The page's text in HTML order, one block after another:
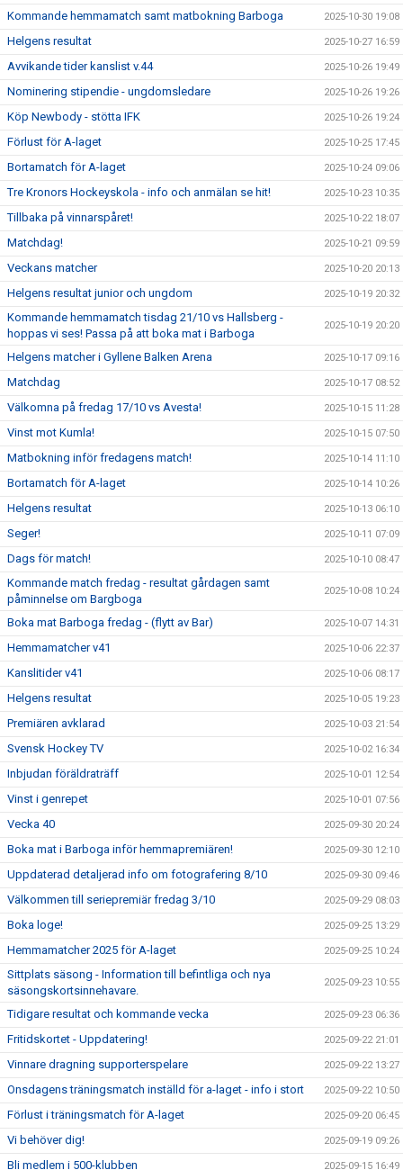
Kommande hemmamatch samt matbokning Barboga 2025-10-30 19:08
Helgens resultat 2025-10-27 16:59
Avvikande tider kanslist v.44 2025-10-26 19:49
Nominering stipendie - ungdomsledare 2025-10-26 19:26
Köp Newbody - stötta IFK 2025-10-26 19:24
Förlust för A-laget 2025-10-25 17:45
Bortamatch för A-laget 2025-10-24 09:06
Tre Kronors Hockeyskola - info och anmälan se hit! 2025-10-23 10:35
Tillbaka på vinnarspåret! 2025-10-22 18:07
Matchdag! 2025-10-21 09:59
Veckans matcher 2025-10-20 20:13
Helgens resultat junior och ungdom 2025-10-19 20:32
Kommande hemmamatch tisdag 21/10 vs Hallsberg -
hoppas vi ses! Passa på att boka mat i Barboga
2025-10-19 20:20
Helgens matcher i Gyllene Balken Arena 2025-10-17 09:16
Matchdag 2025-10-17 08:52
Välkomna på fredag 17/10 vs Avesta! 2025-10-15 11:28
Vinst mot Kumla! 2025-10-15 07:50
Matbokning inför fredagens match! 2025-10-14 11:10
Bortamatch för A-laget 2025-10-14 10:26
Helgens resultat 2025-10-13 06:10
Seger! 2025-10-11 07:09
Dags för match! 2025-10-10 08:47
Kommande match fredag - resultat gårdagen samt
påminnelse om Bargboga
2025-10-08 10:24
Boka mat Barboga fredag - (flytt av Bar) 2025-10-07 14:31
Hemmamatcher v41 2025-10-06 22:37
Kanslitider v41 2025-10-06 08:17
Helgens resultat 2025-10-05 19:23
Premiären avklarad 2025-10-03 21:54
Svensk Hockey TV 2025-10-02 16:34
Inbjudan föräldraträff 2025-10-01 12:54
Vinst i genrepet 2025-10-01 07:56
Vecka 40 2025-09-30 20:24
Boka mat i Barboga inför hemmapremiären! 2025-09-30 12:10
Uppdaterad detaljerad info om fotografering 8/10 2025-09-30 09:46
Välkommen till seriepremiär fredag 3/10 2025-09-29 08:03
Boka loge! 2025-09-25 13:29
Hemmamatcher 2025 för A-laget 2025-09-25 10:24
Sittplats säsong - Information till befintliga och nya
säsongskortsinnehavare.
2025-09-23 10:55
Tidigare resultat och kommande vecka 2025-09-23 06:36
Fritidskortet - Uppdatering! 2025-09-22 21:01
Vinnare dragning supporterspelare 2025-09-22 13:27
Onsdagens träningsmatch inställd för a-laget - info i stort 2025-09-22 10:50
Förlust i träningsmatch för A-laget 2025-09-20 06:45
Vi behöver dig! 2025-09-19 09:26
Bli medlem i 500-klubben 2025-09-15 16:49